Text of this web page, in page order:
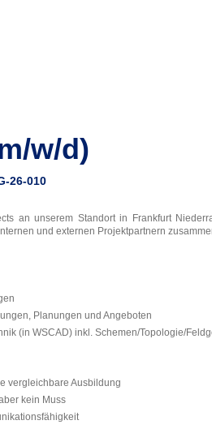
w/d)
26-010
an unserem Standort in Frankfurt
und externen Projektpartnern
Planungen und Angeboten
(in WSCAD) inkl. Schemen/Topologie/
vergleichbare Ausbildung
kein Muss